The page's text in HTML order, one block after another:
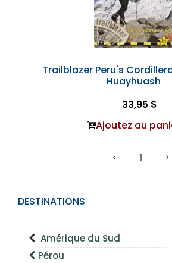
DESTINATIONS
Amérique du Sud
Pérou
Trailblazer Peru's
Huayhuash
33,95 $
Ajoutez au
1